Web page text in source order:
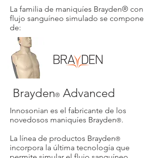
La familia de maniquíes Brayden® con
flujo sanguíneo simulado se compone
de:
Brayden® Advanced
Innosonian es el fabricante de los
novedosos maniquíes Brayden®.
La línea de productos Brayden®
incorpora la última tecnología que